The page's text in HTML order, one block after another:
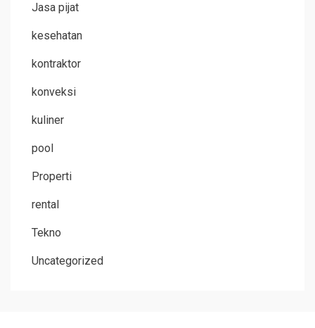
Jasa pijat
kesehatan
kontraktor
konveksi
kuliner
pool
Properti
rental
Tekno
Uncategorized